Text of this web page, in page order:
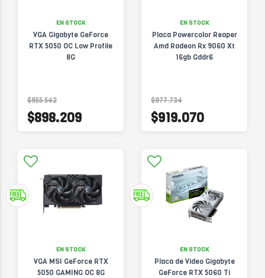
EN STOCK
VGA Gigabyte GeForce
RTX 5050 OC Low Profile
8G
$955.542
$898.209
EN STOCK
Placa Powercolor Reaper
Amd Radeon Rx 9060 Xt
16gb Gddr6
$977.734
$919.070
EN STOCK
VGA MSI GeForce RTX
5050 GAMING OC 8G
EN STOCK
Placa de Video Gigabyte
GeForce RTX 5060 Ti